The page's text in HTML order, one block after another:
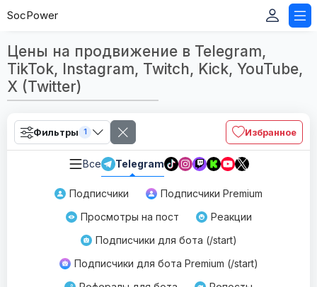
SocPower
Цены на продвижение в Telegram,
TikTok, Instagram, Twitch, Kick, YouTube,
X (Twitter)
Фильтры 1 Избранное
Все Telegram
Подписчики
Подписчики Premium
Просмотры на пост
Реакции
Подписчики для бота (/start)
Подписчики для бота Premium (/start)